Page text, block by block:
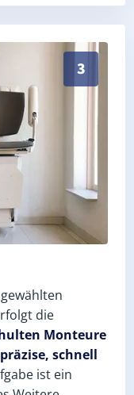
3
zertifizierte
die
Monteure
präzise, schnell
ist ein